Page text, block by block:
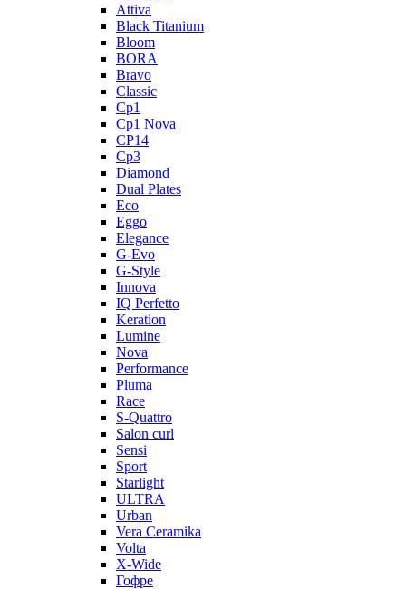
Attiva
Black Titanium
Bloom
BORA
Bravo
Classic
Cp1
Cp1 Nova
CP14
Cp3
Diamond
Dual Plates
Eco
Eggo
Elegance
G-Evo
G-Style
Innova
IQ Perfetto
Keration
Lumine
Nova
Performance
Pluma
Race
S-Quattro
Salon curl
Sensi
Sport
Starlight
ULTRA
Urban
Vera Ceramika
Volta
X-Wide
Гофре